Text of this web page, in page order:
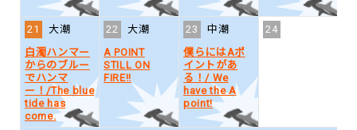
21
大潮
白濁ハンマー
からのブルー
でハンマ
ー！/The blue
tide has
come.
22
大潮
A POINT
STILL ON
FIRE!!
23
中潮
僕らにはAポ
イントがあ
る！/ We
have the A
point!
24